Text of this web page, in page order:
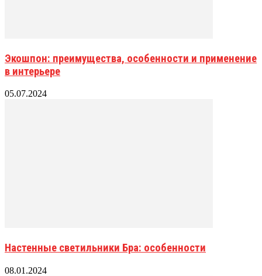
Экошпон: преимущества, особенности и применение
в интерьере
05.07.2024
Настенные светильники Бра: особенности
08.01.2024